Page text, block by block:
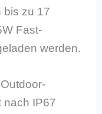
bis zu 17
Fast-
werden.
nach IP67